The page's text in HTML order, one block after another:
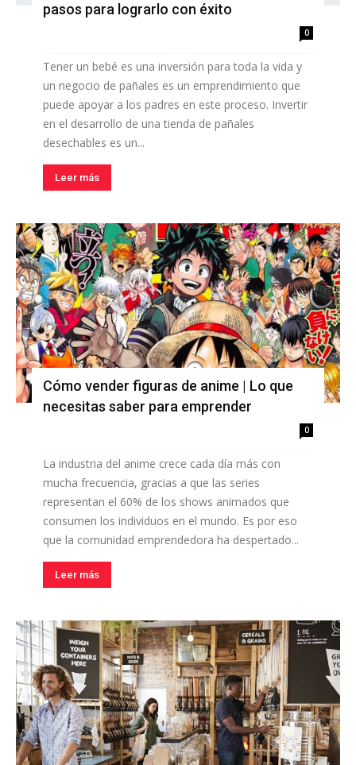
pasos para lograrlo con éxito
0
Tener un bebé es una inversión para toda la vida y
un negocio de pañales es un emprendimiento que
puede apoyar a los padres en este proceso. Invertir
en el desarrollo de una tienda de pañales
desechables es un...
Leer más
Cómo vender figuras de anime | Lo que
necesitas saber para emprender
0
La industria del anime crece cada día más con
mucha frecuencia, gracias a que las series
representan el 60% de los shows animados que
consumen los individuos en el mundo. Es por eso
que la comunidad emprendedora ha despertado...
Leer más